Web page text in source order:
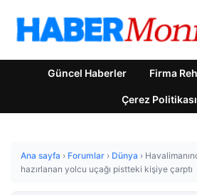
Güncel Haberler Firma
Çerez Politikası
Ana sayfa › Forumlar › Dünya ›
hazırlanan yolcu uçağı pistteki kişiye çarptı